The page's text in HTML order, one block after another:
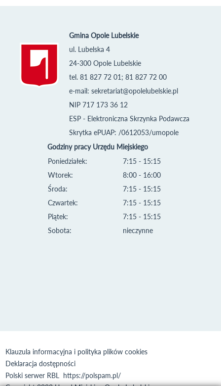
Gmina Opole Lubelskie
ul. Lubelska 4
24-300 Opole Lubelskie
tel. 81 827 72 01; 81 827 72 00
e-mail: sekretariat@opolelubelskie.pl
NIP 717 173 36 12
ESP - Elektroniczna Skrzynka Podawcza
Skrytka ePUAP: /0612053/umopole
Godziny pracy Urzędu Miejskiego
Poniedziałek:
Wtorek:
Środa:
Czwartek:
Piątek:
Sobota:
7:15 - 15:15
8:00 - 16:00
7:15 - 15:15
7:15 - 15:15
7:15 - 15:15
nieczynne
Klauzula informacyjna i polityka plików cookies
Deklaracja dostępności
Polski serwer RBL https://polspam.pl/